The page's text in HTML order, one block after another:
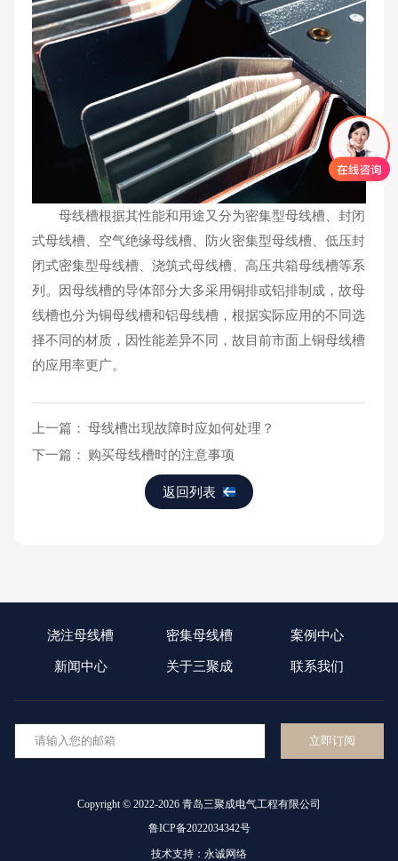
母线槽根据其性能和用途又分为密集型母线槽、封闭
式母线槽、空气绝缘母线槽、防火密集型母线槽、低压封
闭式密集型母线槽、浇筑式母线槽、高压共箱母线槽等系
列。因母线槽的导体部分大多采用铜排或铝排制成，故母
线槽也分为铜母线槽和铝母线槽，根据实际应用的不同选
择不同的材质，因性能差异不同，故目前市面上铜母线槽
的应用率更广。
上一篇： 母线槽出现故障时应如何处理？
下一篇： 购买母线槽时的注意事项
返回列表
浇注母线槽 密集母线槽 案例中心
新闻中心 关于三聚成 联系我们
Copyright © 2022-2026 青岛三聚成电气工程有限公司
鲁ICP备2022034342号
技术支持：永诚网络